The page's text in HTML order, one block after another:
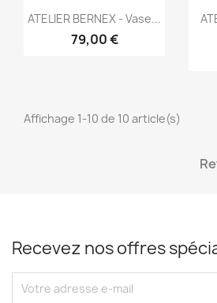
Aperçu rapide
ATELIER BERNEX - Vase...
79,00 €
Affichage 1-10 de 10 article(s)
Recevez nos offres